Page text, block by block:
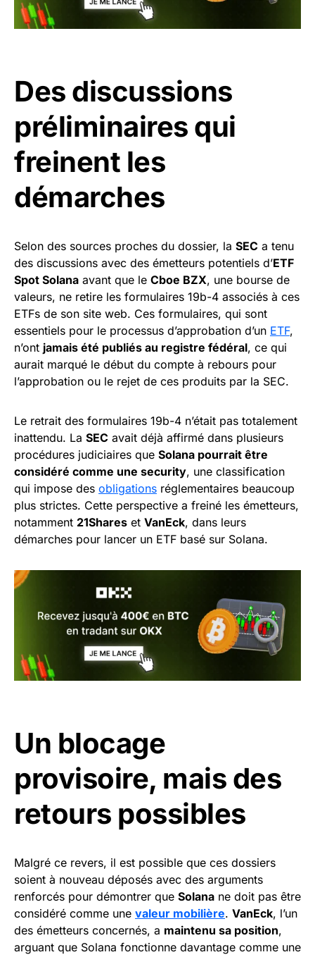
Des discussions
préliminaires qui
freinent les
démarches
Selon des sources proches du dossier, la SEC a tenu
des discussions avec des émetteurs potentiels d’ETF
Spot Solana avant que le Cboe BZX, une bourse de
valeurs, ne retire les formulaires 19b-4 associés à ces
ETFs de son site web. Ces formulaires, qui sont
essentiels pour le processus d’approbation d’un ETF,
n’ont jamais été publiés au registre fédéral, ce qui
aurait marqué le début du compte à rebours pour
l’approbation ou le rejet de ces produits par la SEC.
Le retrait des formulaires 19b-4 n’était pas totalement
inattendu. La SEC avait déjà affirmé dans plusieurs
procédures judiciaires que Solana pourrait être
considéré comme une security, une classification
qui impose des obligations réglementaires beaucoup
plus strictes. Cette perspective a freiné les émetteurs,
notamment 21Shares et VanEck, dans leurs
démarches pour lancer un ETF basé sur Solana.
Un blocage
provisoire, mais des
retours possibles
Malgré ce revers, il est possible que ces dossiers
soient à nouveau déposés avec des arguments
renforcés pour démontrer que Solana ne doit pas être
considéré comme une valeur mobilière. VanEck, l’un
des émetteurs concernés, a maintenu sa position,
arguant que Solana fonctionne davantage comme une